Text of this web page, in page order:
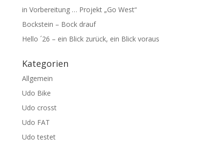
in Vorbereitung … Projekt „Go West“
Bockstein – Bock drauf
Hello ´26 – ein Blick zurück, ein Blick voraus
Kategorien
Allgemein
Udo Bike
Udo crosst
Udo FAT
Udo testet